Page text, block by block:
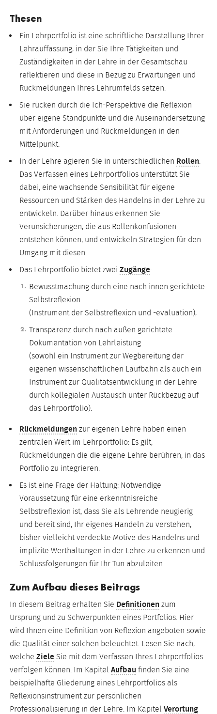
Thesen
Ein Lehrportfolio ist eine schriftliche Darstellung Ihrer
Lehrauffassung, in der Sie Ihre Tätigkeiten und
Zuständigkeiten in der Lehre in der Gesamtschau
reflektieren und diese in Bezug zu Erwartungen und
Rückmeldungen Ihres Lehrumfelds setzen.
Sie rücken durch die Ich-Perspektive die Reflexion
über eigene Standpunkte und die Auseinandersetzung
mit Anforderungen und Rückmeldungen in den
Mittelpunkt.
In der Lehre agieren Sie in unterschiedlichen Rollen.
Das Verfassen eines Lehrportfolios unterstützt Sie
dabei, eine wachsende Sensibilität für eigene
Ressourcen und Stärken des Handelns in der Lehre zu
entwickeln. Darüber hinaus erkennen Sie
Verunsicherungen, die aus Rollenkonfusionen
entstehen können, und entwickeln Strategien für den
Umgang mit diesen.
Das Lehrportfolio bietet zwei Zugänge:
Bewusstmachung durch eine nach innen gerichtete
Selbstreflexion
(Instrument der Selbstreflexion und -evaluation),
Transparenz durch nach außen gerichtete
Dokumentation von Lehrleistung
(sowohl ein Instrument zur Wegbereitung der
eigenen wissenschaftlichen Laufbahn als auch ein
Instrument zur Qualitätsentwicklung in der Lehre
durch kollegialen Austausch unter Rückbezug auf
das Lehrportfolio).
Rückmeldungen zur eigenen Lehre haben einen
zentralen Wert im Lehrportfolio: Es gilt,
Rückmeldungen die die eigene Lehre berühren, in das
Portfolio zu integrieren.
Es ist eine Frage der Haltung: Notwendige
Voraussetzung für eine erkenntnisreiche
Selbstreflexion ist, dass Sie als Lehrende neugierig
und bereit sind, Ihr eigenes Handeln zu verstehen,
bisher vielleicht verdeckte Motive des Handelns und
implizite Werthaltungen in der Lehre zu erkennen und
Schlussfolgerungen für Ihr Tun abzuleiten.
Zum Aufbau dieses Beitrags
In diesem Beitrag erhalten Sie Definitionen zum
Ursprung und zu Schwerpunkten eines Portfolios. Hier
wird Ihnen eine Definition von Reflexion angeboten sowie
die Qualität einer solchen beleuchtet. Lesen Sie nach,
welche Ziele Sie mit dem Verfassen Ihres Lehrportfolios
verfolgen können. Im Kapitel Aufbau finden Sie eine
beispielhafte Gliederung eines Lehrportfolios als
Reflexionsinstrument zur persönlichen
Professionalisierung in der Lehre. Im Kapitel Verortung